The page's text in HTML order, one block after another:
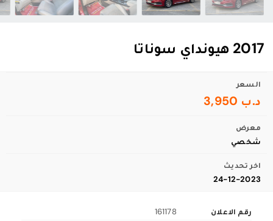
2017 هيونداي سوناتا
السعر
د.ب 3,950
معرض
شخصي
اخر تحديث
24-12-2023
رقم الاعلان
161178